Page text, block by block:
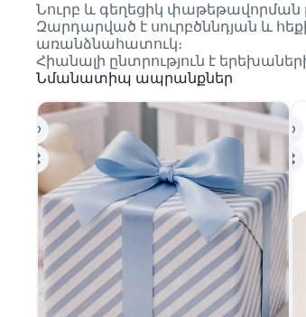
Նուրբ և գեղեցիկ
Զարդարված է սուրբծննդյան և
առանձնահատուկ։
Հիանալի ընտրություն է
Նմանատիպ ապրանքներ